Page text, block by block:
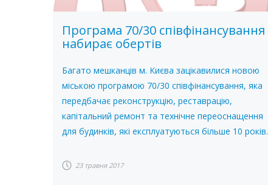
Програма 70/30 співфінансування
набирає обертів
Багато мешканців м. Києва зацікавилися новою
міською програмою 70/30 співфінансування, яка
передбачає реконструкцію, реставрацію,
капітальний ремонт та технічне переоснащення
для будинків, які експлуатуються більше 10 років.
23 травня 2017